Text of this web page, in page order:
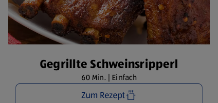
Gegrillte Schweinsripperl
60 Min. | Einfach
Zum Rezept